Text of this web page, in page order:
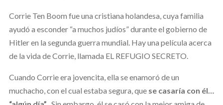
Corrie Ten Boom fue una cristiana holandesa, cuya familia
ayudó a esconder “a muchos judíos” durante el gobierno de
Hitler en la segunda guerra mundial. Hay una película acerca
de la vida de Corrie, llamada EL REFUGIO SECRETO.
Cuando Corrie era jovencita, ella se enamoró de un
muchacho, con el cual estaba segura, que se casaría con él…